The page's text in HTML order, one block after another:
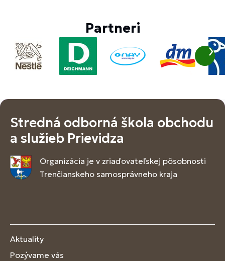
Partneri
Stredná odborná škola obchodu
a služieb Prievidza
Organizácia je v zriaďovateľskej pôsobnosti
Trenčianskeho samosprávneho kraja
Aktuality
Pozývame vás